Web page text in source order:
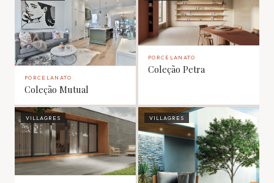
PORCELANATO
Coleção Mutual
PORCELANATO
Coleção Petra
VILLAGRES VILLAGRES